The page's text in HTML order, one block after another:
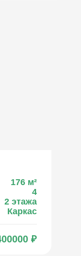
176 м²
4
2 этажа
Каркас
₽